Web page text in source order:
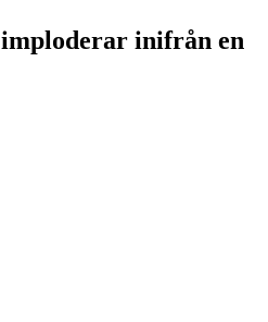
inifrån en